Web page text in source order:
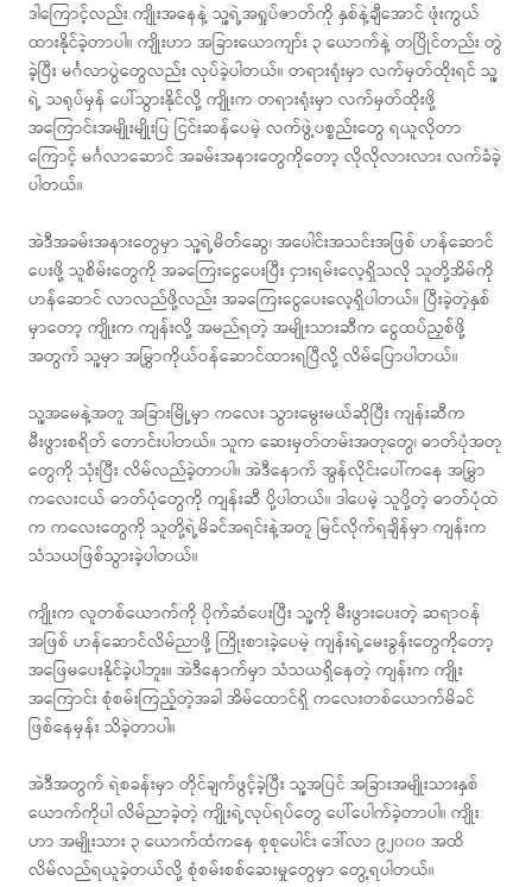
ဒါကြောင့်လည်း ကျိုးအနေနဲ့ သူ့ရဲ့အရှုပ်ဇာတ်ကို နှစ်နဲ့ချီအောင် ဖုံးကွယ်
ထားနိုင်ခဲ့တာပါ။ ကျိုးဟာ အခြားယောကျာ်း ၃ ယောက်နဲ့ တပြိုင်တည်း တွဲ
ခဲ့ပြီး မင်္ဂလာပွဲတွေလည်း လုပ်ခဲ့ပါတယ်။ တရားရုံးမှာ လက်မှတ်ထိုးရင် သူ့
ရဲ့ သရုပ်မှန် ပေါ်သွားနိုင်လို့ ကျိုးက တရားရုံးမှာ လက်မှတ်ထိုးဖို့
အကြောင်းအမျိုးမျိုးပြ ငြင်းဆန်ပေမဲ့ လက်ဖွဲ့ပစ္စည်းတွေ ရယူလိုတာ
ကြောင့် မင်္ဂလာဆောင် အခမ်းအနားတွေကိုတော့ လိုလိုလားလား လက်ခံခဲ့
ပါတယ်။
အဲဒီအခမ်းအနားတွေမှာ သူ့ရဲ့မိတ်ဆွေ၊ အပေါင်းအသင်းအဖြစ် ဟန်ဆောင်
ပေးဖို့ သူစိမ်းတွေကို အခကြေးငွေပေးပြီး ငှားရမ်းလေ့ရှိသလို သူတို့အိမ်ကို
ဟန်ဆောင် လာလည်ဖို့လည်း အခကြေးငွေပေးလေ့ရှိပါတယ်။ ပြီးခဲ့တဲ့နှစ်
မှာတော့ ကျိုးက ကျန်းလို့ အမည်ရတဲ့ အမျိုးသားဆီက ငွေထပ်ညှစ်ဖို့
အတွက် သူ့မှာ အမြွှာကိုယ်ဝန်ဆောင်ထားရပြီလို့ လိမ်ပြောပါတယ်။
သူ့အမေနဲ့အတူ အခြားမြို့မှာ ကလေး သွားမွေးမယ်ဆိုပြီး ကျန်းဆီက
မီးဖွားစရိတ် တောင်းပါတယ်။ သူက ဆေးမှတ်တမ်းအတုတွေ၊ ဓာတ်ပုံအတု
တွေကို သုံးပြီး လိမ်လည်ခဲ့တာပါ။ အဲဒီနောက် အွန်လိုင်းပေါ်ကနေ အမြွှာ
ကလေးငယ် ဓာတ်ပုံတွေကို ကျန်းဆီ ပို့ပါတယ်။ ဒါပေမဲ့ သူပို့တဲ့ ဓာတ်ပုံထဲ
က ကလေးတွေကို သူတို့ရဲ့မိခင်အရင်းနဲ့အတူ မြင်လိုက်ရချိန်မှာ ကျန်းက
သံသယဖြစ်သွားခဲ့ပါတယ်။
ကျိုးက လူတစ်ယောက်ကို ပိုက်ဆံပေးပြီး သူ့ကို မီးဖွားပေးတဲ့ ဆရာဝန်
အဖြစ် ဟန်ဆောင်လိမ်ညာဖို့ ကြိုးစားခဲ့ပေမဲ့ ကျန်းရဲ့မေးခွန်းတွေကိုတော့
အဖြေမပေးနိုင်ခဲ့ပါဘူး။ အဲဒီနောက်မှာ သံသယရှိနေတဲ့ ကျန်းက ကျိုး
အကြောင်း စုံစမ်းကြည့်တဲ့အခါ အိမ်ထောင်ရှိ ကလေးတစ်ယောက်မိခင်
ဖြစ်နေမှန်း သိခဲ့တာပါ။
အဲဒီအတွက် ရဲစခန်းမှာ တိုင်ချက်ဖွင့်ခဲ့ပြီး သူ့အပြင် အခြားအမျိုးသားနှစ်
ယောက်ကိုပါ လိမ်ညာခဲ့တဲ့ ကျိုးရဲ့လုပ်ရပ်တွေ ပေါ်ပေါက်ခဲ့တာပါ။ ကျိုး
ဟာ အမျိုးသား ၃ ယောက်ထံကနေ စုစုပေါင်း ဒေါ်လာ ၉၂၀၀၀ အထိ
လိမ်လည်ရယူခဲ့တယ်လို့ စုံစမ်းစစ်ဆေးမှုတွေမှာ တွေ့ရပါတယ်။